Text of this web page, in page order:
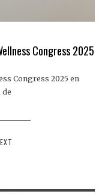
Congress 2025
Congress 2025 en
de